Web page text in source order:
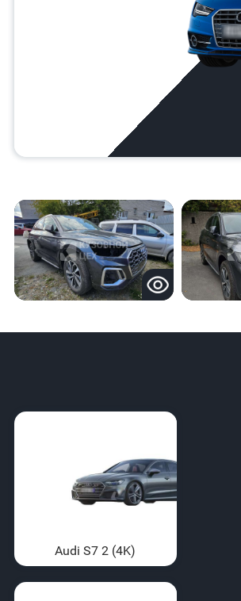
Audi S7 2 (4K)